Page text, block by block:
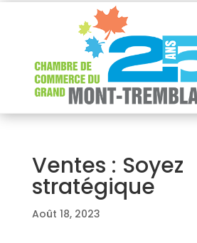
Ventes : Soyez
stratégique
Août 18, 2023